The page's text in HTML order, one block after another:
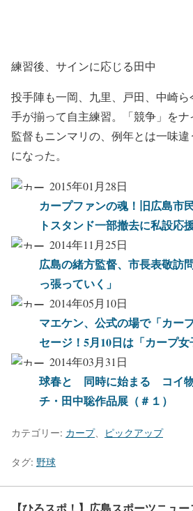
練習後、サインに応じる田中
投手陣も一岡、九里、戸田、中崎
手が揃って自主練習。「競争」を
監督もニンマリの、例年とは一味
になった。
2015年01月28日
カープファンの魂！旧広島市
トスタンド一部撤去に私設応
2014年11月25日
広島の緒方監督、市長表敬訪
っ張っていく」
2014年05月10日
マエケン、公式の場で「カー
セージ！5月10日は「カープ
2014年03月31日
球春と 同時に始まる コイ
チ・田中聡作品展（＃１）
カテゴリー: カープ、 ピックアップ
タグ: 野球